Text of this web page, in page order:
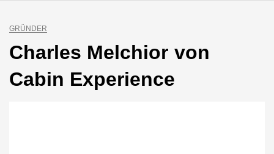
GRÜNDER
Charles Melchior von
Cabin Experience